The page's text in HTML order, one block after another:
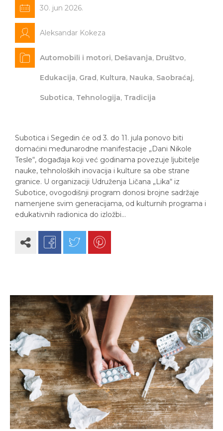
30. jun 2026.
Aleksandar Kokeza
Automobili i motori, Dešavanja, Društvo,
Edukacija, Grad, Kultura, Nauka, Saobraćaj,
Subotica, Tehnologija, Tradicija
Subotica i Segedin će od 3. do 11. jula ponovo biti
domaćini međunarodne manifestacije „Dani Nikole
Tesle“, događaja koji već godinama povezuje ljubitelje
nauke, tehnoloških inovacija i kulture sa obe strane
granice. U organizaciji Udruženja Ličana „Lika“ iz
Subotice, ovogodišnji program donosi brojne sadržaje
namenjene svim generacijama, od kulturnih programa i
edukativnih radionica do izložbi…